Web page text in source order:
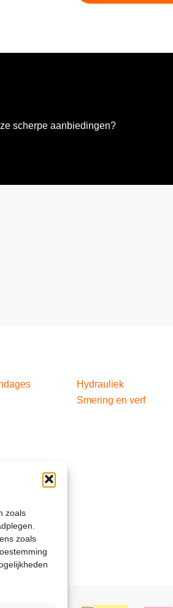
zoals
zoals
scherpe aanbiedingen?
Hydrauliek
Smering en verf